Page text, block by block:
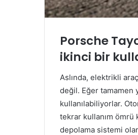
Porsche
ikinci bir
Aslında, elektrikli
değil. Eğer tamamen
kullanılabiliyorlar.
tekrar kullanım ömrü
depolama sistemi